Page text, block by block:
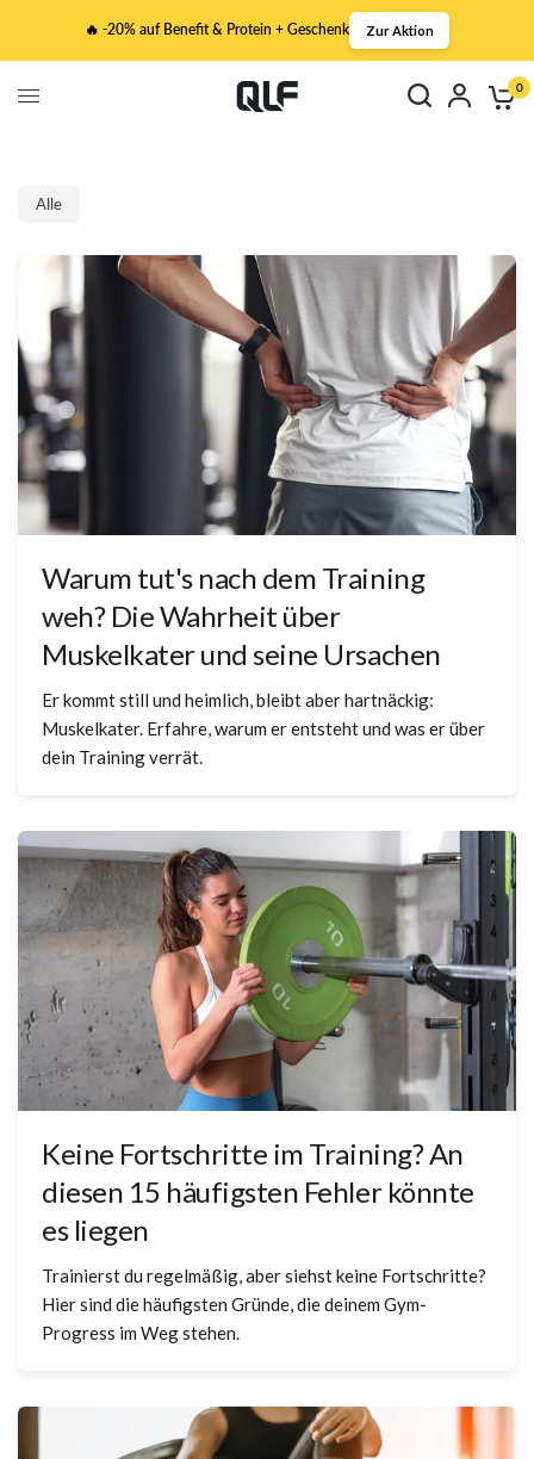
🔥 -20% auf Benefit & Protein + Geschenk Zur Aktion
0
Alle
Warum tut's nach dem Training
weh? Die Wahrheit über
Muskelkater und seine Ursachen
Er kommt still und heimlich, bleibt aber hartnäckig:
Muskelkater. Erfahre, warum er entsteht und was er über
dein Training verrät.
Keine Fortschritte im Training? An
diesen 15 häufigsten Fehler könnte
es liegen
Trainierst du regelmäßig, aber siehst keine Fortschritte?
Hier sind die häufigsten Gründe, die deinem Gym-
Progress im Weg stehen.